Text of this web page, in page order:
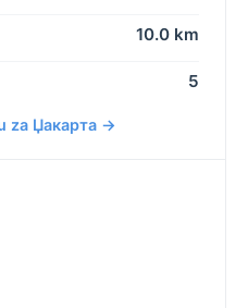
10.0 km
5
za Џакарта →